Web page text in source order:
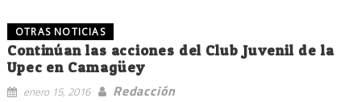
OTRAS NOTICIAS
Continúan las acciones del Club Juvenil de la
Upec en Camagüey
enero 15, 2016
Redacción